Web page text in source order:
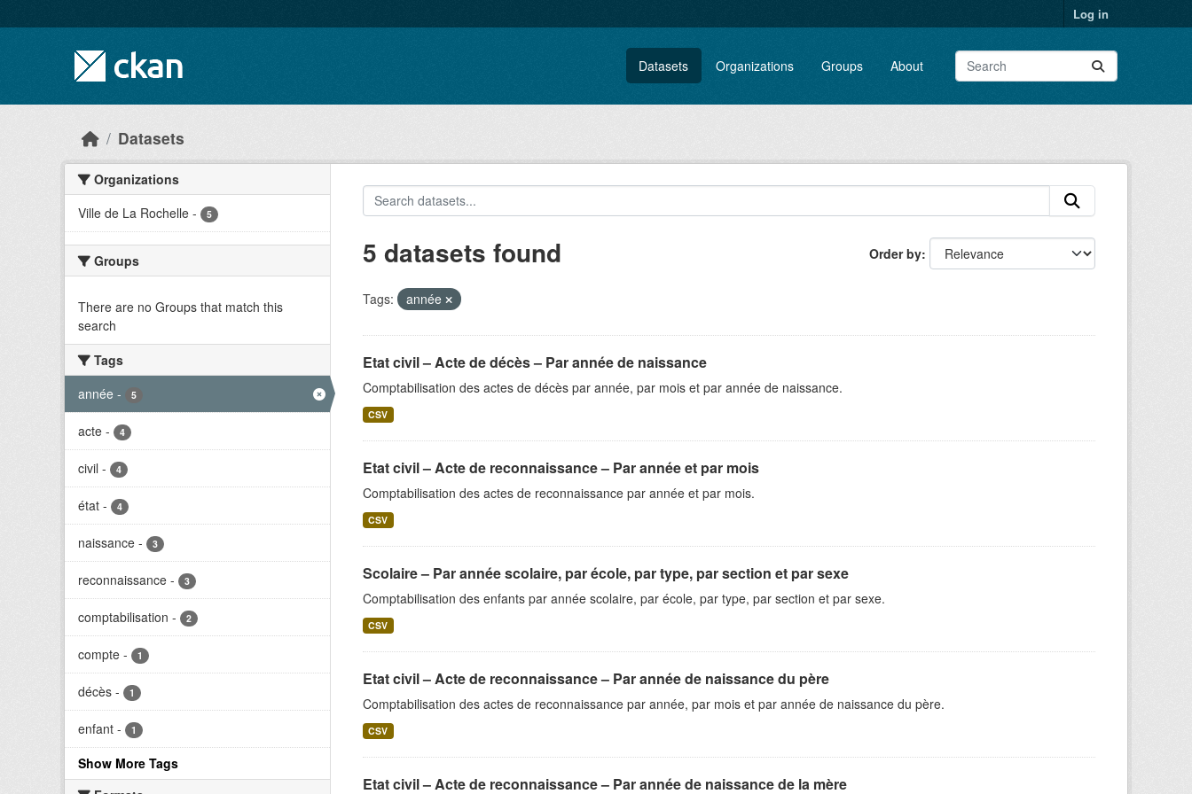
Log in
Datasets Organizations Groups About
Datasets
Organizations
Ville de La Rochelle - 5
Groups
There are no Groups that match this
search
Tags
année - 5
acte - 4
civil - 4
état - 4
naissance - 3
reconnaissance - 3
comptabilisation - 2
compte - 1
décès - 1
enfant - 1
Show More Tags
Order by
5 datasets found
Tags: année
Etat civil – Acte de décès – Par année de naissance
Comptabilisation des actes de décès par année, par mois et par année de naissance.
CSV
Etat civil – Acte de reconnaissance – Par année et par mois
Comptabilisation des actes de reconnaissance par année et par mois.
CSV
Scolaire – Par année scolaire, par école, par type, par section et par sexe
Comptabilisation des enfants par année scolaire, par école, par type, par section et par sexe.
CSV
Etat civil – Acte de reconnaissance – Par année de naissance du père
Comptabilisation des actes de reconnaissance par année, par mois et par année de naissance du père.
CSV
Etat civil – Acte de reconnaissance – Par année de naissance de la mère